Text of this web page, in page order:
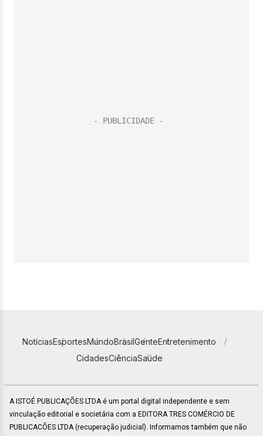
NotíciasEsportesMundoBrasilGenteEntretenimento
CidadesCiênciaSaúde
A ISTOÉ PUBLICAÇÕES LTDA é um portal digital independente e sem
vinculação editorial e societária com a EDITORA TRES COMÉRCIO DE
PUBLICACÕES LTDA (recuperação judicial). Informamos também que não